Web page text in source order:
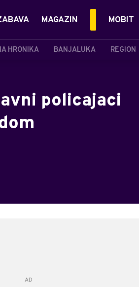
HRONIKA BANJALUKA REGION
MAGAZIN MOBIT
policajaci